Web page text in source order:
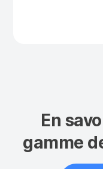
En
gamme